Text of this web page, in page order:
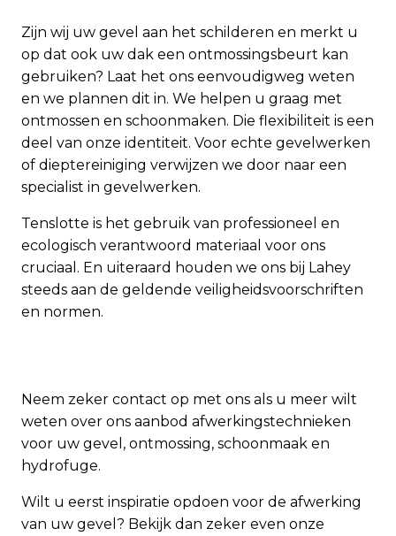
Zijn wij uw gevel aan het schilderen en merkt u
op dat ook uw dak een ontmossingsbeurt kan
gebruiken? Laat het ons eenvoudigweg weten
en we plannen dit in. We helpen u graag met
ontmossen en schoonmaken. Die flexibiliteit is een
deel van onze identiteit. Voor echte gevelwerken
of dieptereiniging verwijzen we door naar een
specialist in gevelwerken.
Tenslotte is het gebruik van professioneel en
ecologisch verantwoord materiaal voor ons
cruciaal. En uiteraard houden we ons bij Lahey
steeds aan de geldende veiligheidsvoorschriften
en normen.
Neem zeker contact op met ons als u meer wilt
weten over ons aanbod afwerkingstechnieken
voor uw gevel, ontmossing, schoonmaak en
hydrofuge.
Wilt u eerst inspiratie opdoen voor de afwerking
van uw gevel? Bekijk dan zeker even onze